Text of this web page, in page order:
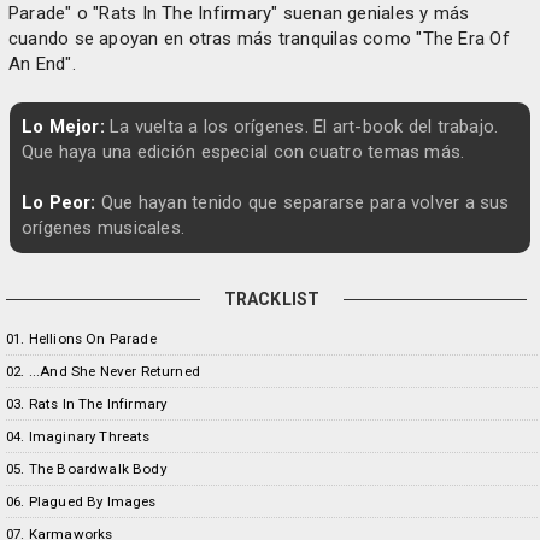
Parade" o "Rats In The Infirmary" suenan geniales y más
cuando se apoyan en otras más tranquilas como "The Era Of
An End".
Lo Mejor: La vuelta a los orígenes. El art-book del trabajo.
Que haya una edición especial con cuatro temas más.
Lo Peor: Que hayan tenido que separarse para volver a sus
orígenes musicales.
TRACKLIST
01. Hellions On Parade
02. ...And She Never Returned
03. Rats In The Infirmary
04. Imaginary Threats
05. The Boardwalk Body
06. Plagued By Images
07. Karmaworks